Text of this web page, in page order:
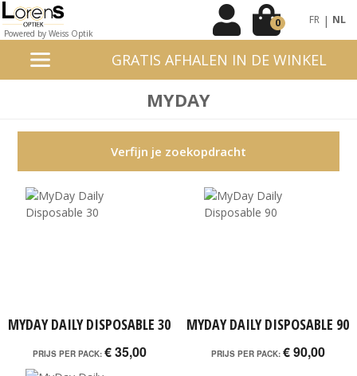
Powered by Weiss Optik
0 FR | NL
GRATIS AFHALEN IN DE WINKEL
MYDAY
Verfijn je zoekopdracht
MYDAY DAILY DISPOSABLE 30
PRIJS PER PACK: € 35,00
MYDAY DAILY DISPOSABLE 90
PRIJS PER PACK: € 90,00